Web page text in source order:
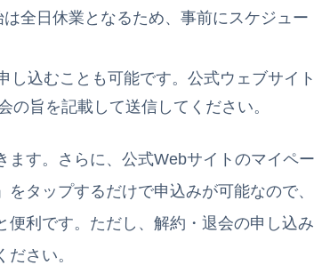
全日休業となるため、事前にスケジュー
し込むことも可能です。公式ウェブサイト
旨を記載して送信してください。
す。さらに、公式Webサイトのマイペー
タップするだけで申込みが可能なので、
利です。ただし、解約・退会の申し込み
ださい。